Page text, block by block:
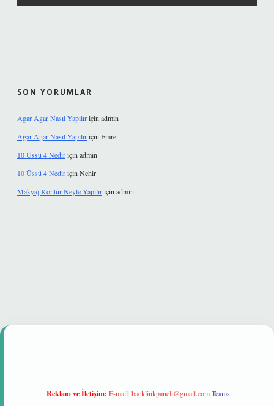
SON YORUMLAR
Agar Agar Nasıl Yapılıriçin admin
Agar Agar Nasıl Yapılıriçin Emre
10 Üssü 4 Nediriçin admin
10 Üssü 4 Nediriçin Nehir
Makyaj Kontür Neyle Yapılıriçin admin
mi
Reklam ve İletişim: E-mail:backlinkpaneli@gmail.com Teams: